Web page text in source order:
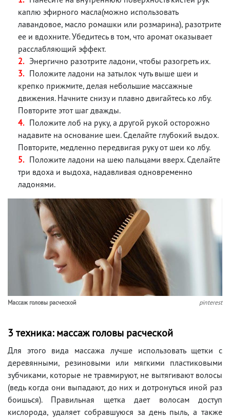
каплю эфирного масла(можно использовать
лавандовое, масло ромашки или розмарина), разотрите
ее и вдохните. Убедитесь в том, что аромат оказывает
расслабляющий эффект.
Энергично разотрите ладони, чтобы разогреть их.
Положите ладони на затылок чуть выше шеи и
крепко прижмите, делая небольшие массажные
движения. Начните снизу и плавно двигайтесь ко лбу.
Повторите этот шаг дважды.
Положите лоб на руку, а другой рукой осторожно
надавите на основание шеи. Сделайте глубокий выдох.
Повторите, медленно передвигая руку от шеи ко лбу.
Положите ладони на шею пальцами вверх. Сделайте
три вдоха и выдоха, надавливая одновременно
ладонями.
Массаж головы расческой pinterest
3 техника: массаж головы расческой
Для этого вида массажа лучше использовать щетки с
деревянными, резиновыми или мягкими пластиковыми
зубчиками, которые не травмируют, не вытягивают волосы
(ведь когда они выпадают, до них и дотронуться иной раз
боишься). Правильная щетка дает волосам доступ
кислорода, удаляет собравшуюся за день пыль, а также